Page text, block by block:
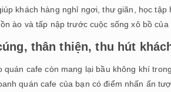
khách hàng nghỉ ngơi, thư giãn, học
ào và tấp nập trước cuộc sống xô bồ của
thân thiện, thu hút
cafe còn mang lại bầu không khí
quán cafe của bạn có điểm nhấn ấn